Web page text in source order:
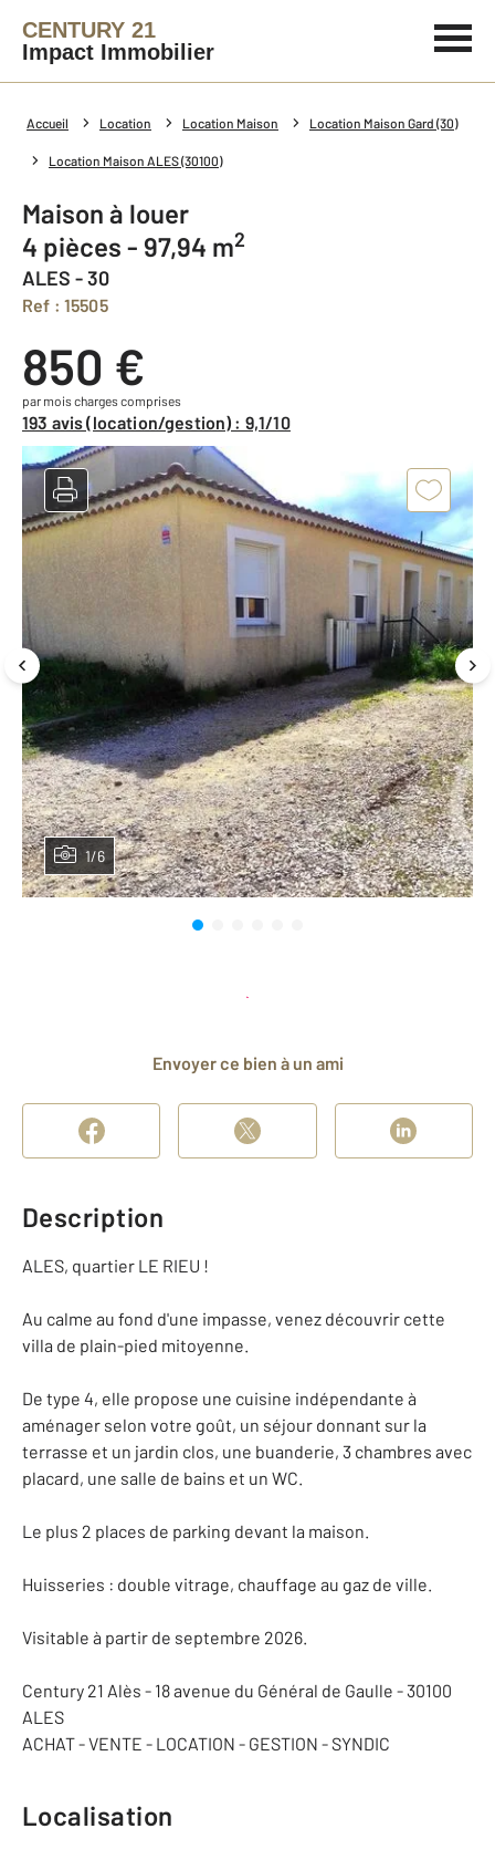
CENTURY 21
Impact Immobilier
Accueil Location Location Maison Location Maison Gard (30)
Location Maison ALES (30100)
Maison à louer
4 pièces - 97,94 m2
ALES - 30
Ref : 15505
850 €
par mois charges comprises
193 avis (location/gestion) : 9,1/10
1/6
Envoyer ce bien à un ami
Description
ALES, quartier LE RIEU !
Au calme au fond d'une impasse, venez découvrir cette
villa de plain-pied mitoyenne.
De type 4, elle propose une cuisine indépendante à
aménager selon votre goût, un séjour donnant sur la
terrasse et un jardin clos, une buanderie, 3 chambres avec
placard, une salle de bains et un WC.
Le plus 2 places de parking devant la maison.
Huisseries : double vitrage, chauffage au gaz de ville.
Visitable à partir de septembre 2026.
Century 21 Alès - 18 avenue du Général de Gaulle - 30100
ALES
ACHAT - VENTE - LOCATION - GESTION - SYNDIC
Localisation